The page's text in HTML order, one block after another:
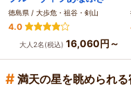
徳島県 / 大歩危・祖谷・剣山
4.0
大人2名(税込) 16,060円～
# 満天の星を眺められる